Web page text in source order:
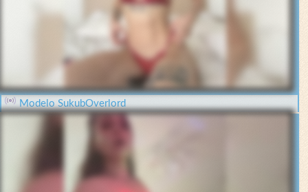
Modelo SukubOverlord